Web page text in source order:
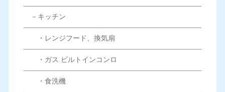
－キッチン
・レンジフード、換気扇
・ガス ビルトインコンロ
・食洗機